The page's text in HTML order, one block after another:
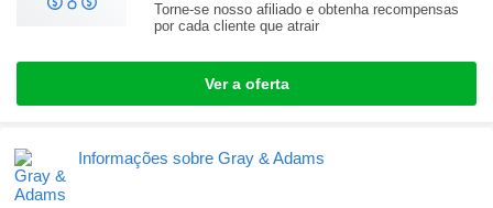
Torne-se nosso afiliado e obtenha recompensas
por cada cliente que atrair
Ver a oferta
Informações sobre Gray & Adams